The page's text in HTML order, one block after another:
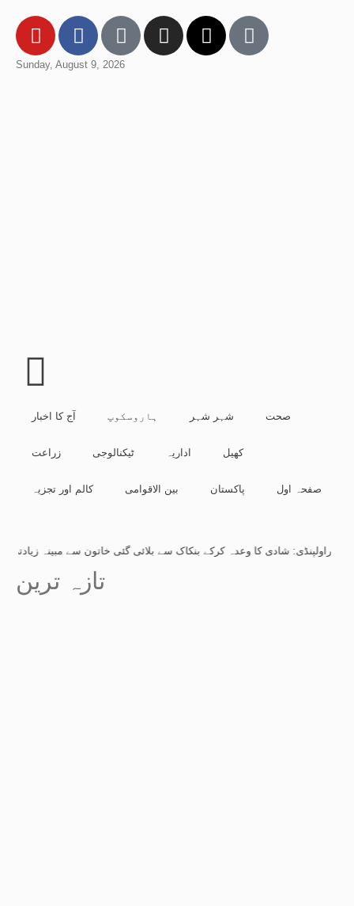
Sunday, August 9, 2026
آج کا اخبار ہاروسکوپ شہر شہر صحت
زراعت ٹیکنالوجی اداریہ کھیل
کالم اور تجزیہ بین الاقوامی پاکستان صفحہ اول
راولپنڈی: شادی کا وعدہ کرکے بنکاک سے بلائی گئی خاتون سے مبینہ زیادتی، ملزم
تازہ ترین